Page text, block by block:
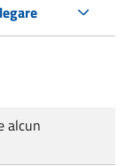
alcun